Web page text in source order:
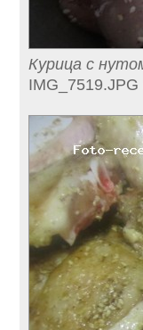
Курица с